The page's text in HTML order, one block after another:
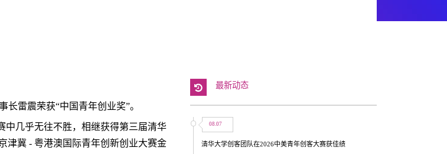
长雷震荣获“中国青年创业奖”。
中几乎无往不胜，相继获得第三届清华
津冀 - 粤港澳国际青年创新创业大赛金
最新动态
08.07
清华大学创客团队在2026中美青年创客大赛获佳绩